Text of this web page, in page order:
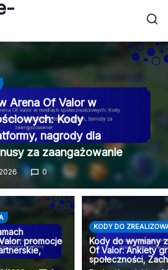
Arena Of Valor w
Kody
nagrody dla
za zaangażowanie
0
promocje
KODY DO
Kody do wymiany
Of Valor: Ankiety
społeczności,